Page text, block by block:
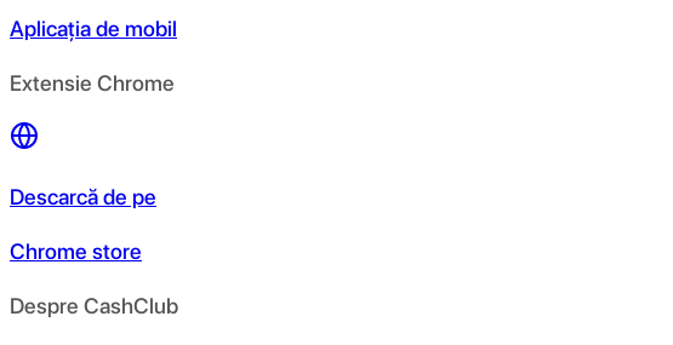
Aplicația de mobil
Extensie Chrome
Descarcă de pe
Chrome store
Despre CashClub